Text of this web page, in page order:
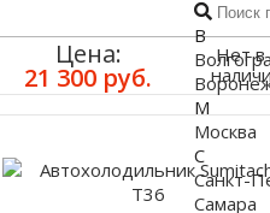
Цена:
21 300 руб.
Нет в
В
М
Москва
С
Санкт-
Самара